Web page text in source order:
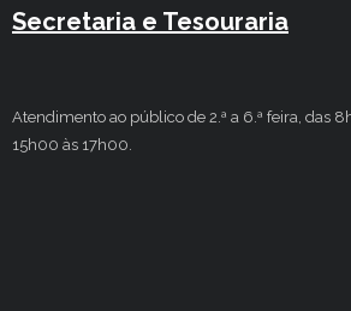
Secretaria e Tesouraria
Atendimento ao público de 2.ª a 6.ª feira, das
15h00 às 17h00.